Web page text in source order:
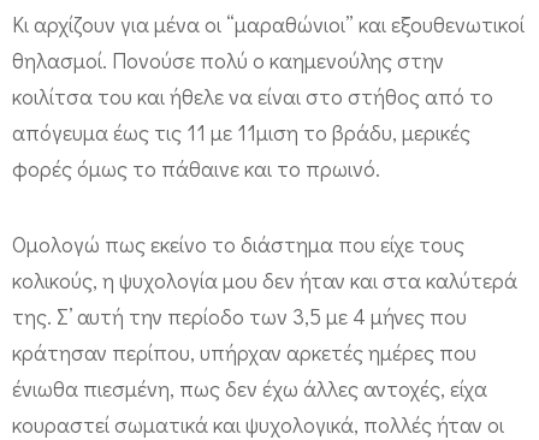
Κι αρχίζουν για μένα οι “μαραθώνιοι” και εξουθενωτικοί
θηλασμοί. Πονούσε πολύ ο καημενούλης στην
κοιλίτσα του και ήθελε να είναι στο στήθος από το
απόγευμα έως τις 11 με 11μιση το βράδυ, μερικές
φορές όμως το πάθαινε και το πρωινό.
Ομολογώ πως εκείνο το διάστημα που είχε τους
κολικούς, η ψυχολογία μου δεν ήταν και στα καλύτερά
της. Σ’ αυτή την περίοδο των 3,5 με 4 μήνες που
κράτησαν περίπου, υπήρχαν αρκετές ημέρες που
ένιωθα πιεσμένη, πως δεν έχω άλλες αντοχές, είχα
κουραστεί σωματικά και ψυχολογικά, πολλές ήταν οι